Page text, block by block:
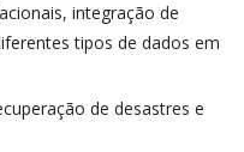
integração de
tipos de dados em
de desastres e